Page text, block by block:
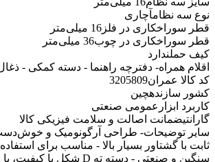
نوع سه نظامآچاری
قطر سوراخکاری در فلز 16 میلی‌متر
قطر سوراخکاری در چوب36 میلی‌متر
کیف حملندارد
اقلام همراه- دفترچه راهنما - دسته کمکی -
کد کالا عمران3205809
کشور سازندهچین
کاربرد ابزار عمومی صنعتی
گارانتیضمانت اصالت و سلامت فیزیکی کالا
سایر توضیحات- طراحی آرگونومیک و
ثابت با گشتاور بسیار بالا - مناسب برای